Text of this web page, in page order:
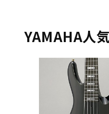
YAMAHA人